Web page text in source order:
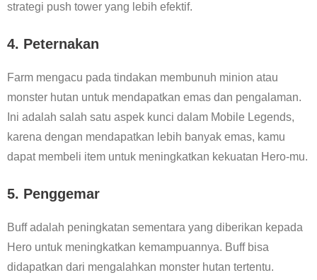
strategi push tower yang lebih efektif.
4. Peternakan
Farm mengacu pada tindakan membunuh minion atau
monster hutan untuk mendapatkan emas dan pengalaman.
Ini adalah salah satu aspek kunci dalam Mobile Legends,
karena dengan mendapatkan lebih banyak emas, kamu
dapat membeli item untuk meningkatkan kekuatan Hero-mu.
5. Penggemar
Buff adalah peningkatan sementara yang diberikan kepada
Hero untuk meningkatkan kemampuannya. Buff bisa
didapatkan dari mengalahkan monster hutan tertentu.